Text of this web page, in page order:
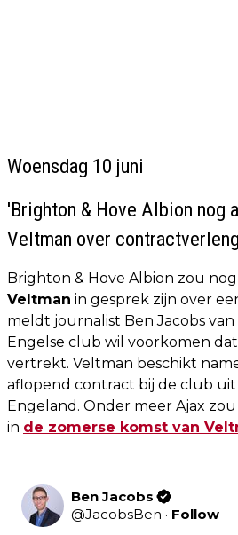
Woensdag 10 juni
'Brighton & Hove Albion nog
Veltman over
Brighton & Hove Albion zou
Veltman in gesprek zijn over
meldt journalist Ben Jacobs van
Engelse club wil voorkomen
vertrekt. Veltman beschikt
aflopend contract bij de club
Engeland. Onder meer Ajax
in de zomerse komst van
Ben Jacobs
@JacobsBen · Follow